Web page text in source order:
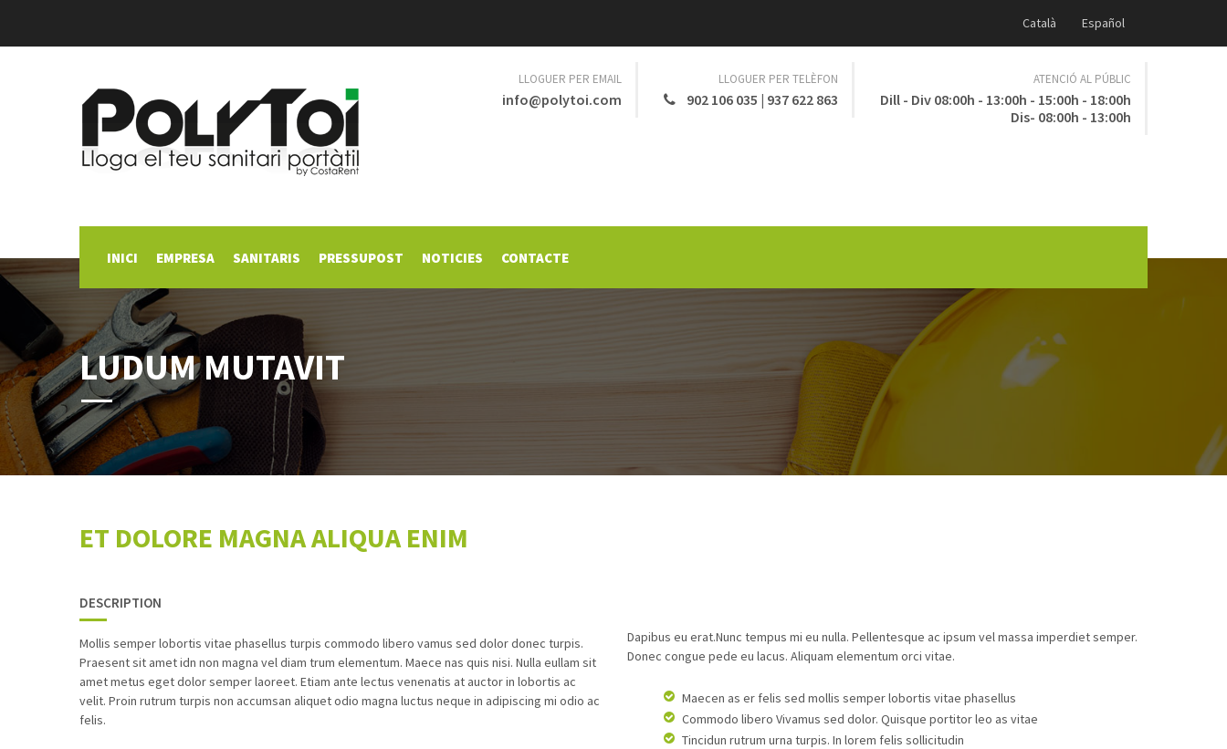
Català Español
LLOGUER PER EMAIL
info@polytoi.com
LLOGUER PER TELÈFON
902 106 035 | 937 622 863
ATENCIÓ AL PÚBLIC
Dill - Div 08:00h - 13:00h - 15:00h - 18:00h
Dis- 08:00h - 13:00h
INICI EMPRESA SANITARIS PRESSUPOST NOTICIES CONTACTE
LUDUM MUTAVIT
ET DOLORE MAGNA ALIQUA ENIM
DESCRIPTION
Mollis semper lobortis vitae phasellus turpis commodo libero vamus sed dolor donec turpis.
Praesent sit amet idn non magna vel diam trum elementum. Maece nas quis nisi. Nulla eullam sit
amet metus eget dolor semper laoreet. Etiam ante lectus venenatis at auctor in lobortis ac
velit. Proin rutrum turpis non accumsan aliquet odio magna luctus neque in adipiscing mi odio ac
felis.
Dapibus eu erat.Nunc tempus mi eu nulla. Pellentesque ac ipsum vel massa imperdiet semper.
Donec congue pede eu lacus. Aliquam elementum orci vitae.
Maecen as er felis sed mollis semper lobortis vitae phasellus
Commodo libero Vivamus sed dolor. Quisque portitor leo as vitae
Tincidun rutrum urna turpis. In lorem felis sollicitudin